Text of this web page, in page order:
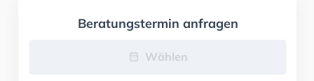
Beratungstermin anfragen
Wählen